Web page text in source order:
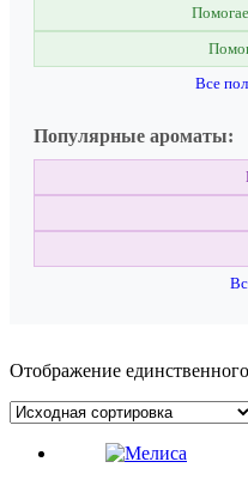
Все
Популярные ароматы:
Отображение